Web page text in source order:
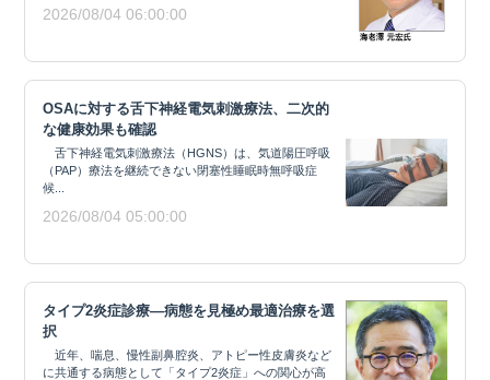
2026/08/04 06:00:00
OSAに対する舌下神経電気刺激療法、二次的
な健康効果も確認
舌下神経電気刺激療法（HGNS）は、気道陽圧呼吸
（PAP）療法を継続できない閉塞性睡眠時無呼吸症
候...
2026/08/04 05:00:00
タイプ2炎症診療―病態を見極め最適治療を選
択
近年、喘息、慢性副鼻腔炎、アトピー性皮膚炎など
に共通する病態として「タイプ2炎症」への関心が高